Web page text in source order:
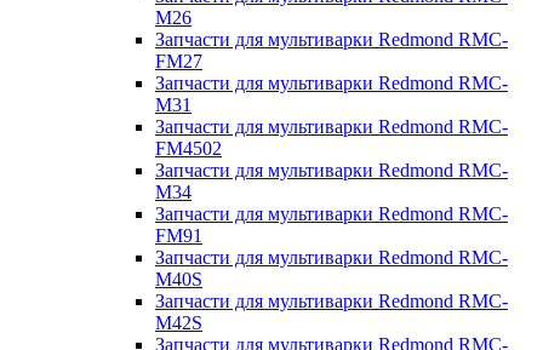
M26
Запчасти для мультиварки Redmond RMC-
FM27
Запчасти для мультиварки Redmond RMC-
M31
Запчасти для мультиварки Redmond RMC-
FM4502
Запчасти для мультиварки Redmond RMC-
M34
Запчасти для мультиварки Redmond RMC-
FM91
Запчасти для мультиварки Redmond RMC-
M40S
Запчасти для мультиварки Redmond RMC-
M42S
Запчасти для мультиварки Redmond RMC-